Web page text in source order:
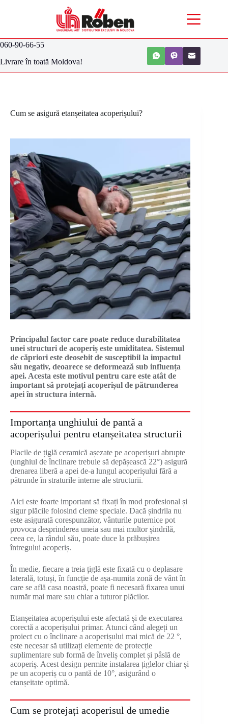
060-90-66-55
Livrare în toată Moldova!
Cum se asigură etanșeitatea acoperișului?
Principalul factor care poate reduce durabilitatea
unei structuri de acoperiș este umiditatea. Sistemul
de căpriori este deosebit de susceptibil la impactul
său negativ, deoarece se deformează sub influența
apei. Acesta este motivul pentru care este atât de
important să protejați acoperișul de pătrunderea
apei în structura internă.
Importanța unghiului de pantă a
acoperișului pentru etanșeitatea structurii
Placile de țiglă ceramică așezate pe acoperișuri abrupte
(unghiul de înclinare trebuie să depășească 22°) asigură
drenarea liberă a apei de-a lungul acoperișului fără a
pătrunde în straturile interne ale structurii.
Aici este foarte important să fixați în mod profesional și
sigur plăcile folosind cleme speciale. Dacă șindrila nu
este asigurată corespunzător, vânturile puternice pot
provoca desprinderea uneia sau mai multor șindrilă,
ceea ce, la rândul său, poate duce la prăbușirea
întregului acoperiș.
În medie, fiecare a treia țiglă este fixată cu o deplasare
laterală, totuși, în funcție de așa-numita zonă de vânt în
care se află casa noastră, poate fi necesară fixarea unui
număr mai mare sau chiar a tuturor plăcilor.
Etanșeitatea acoperișului este afectată și de executarea
corectă a acoperișului primar. Atunci când alegeți un
proiect cu o înclinare a acoperișului mai mică de 22 °,
este necesar să utilizați elemente de protecție
suplimentare sub formă de înveliș complet și pâslă de
acoperiș. Acest design permite instalarea țiglelor chiar și
pe un acoperiș cu o pantă de 10°, asigurând o
etanșeitate optimă.
Cum se protejați acoperisul de umedie